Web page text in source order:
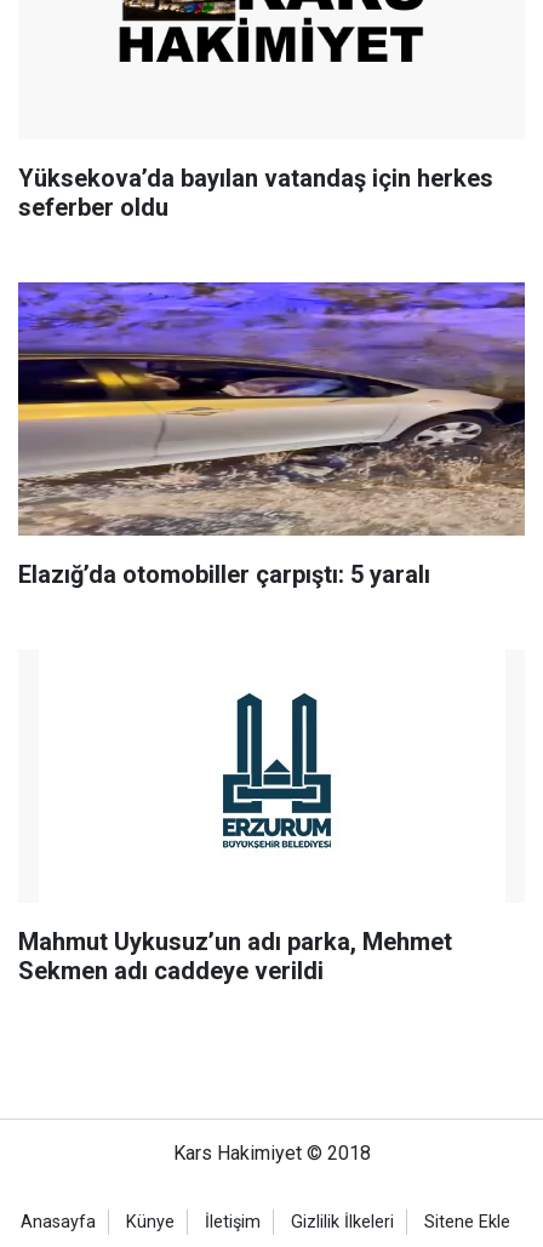
Yüksekova’da bayılan vatandaş için herkes
seferber oldu
Elazığ’da otomobiller çarpıştı: 5 yaralı
Mahmut Uykusuz’un adı parka, Mehmet
Sekmen adı caddeye verildi
Kars Hakimiyet © 2018
Anasayfa Künye İletişim Gizlilik İlkeleri Sitene Ekle